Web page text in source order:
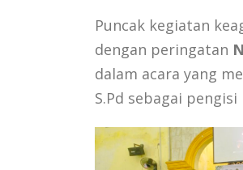
Puncak kegiatan
dengan peringatan
dalam acara yang
S.Pd sebagai